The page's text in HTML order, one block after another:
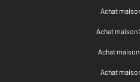
Achat
Achat maison
Achat maison
Achat